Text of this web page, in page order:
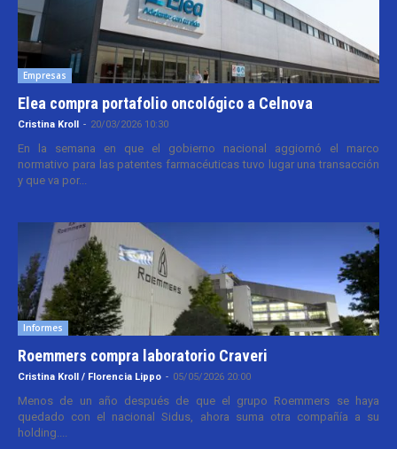
Empresas
Elea compra portafolio oncológico a Celnova
Cristina Kroll - 20/03/2026 10:30
En la semana en que el gobierno nacional aggiornó el marco
normativo para las patentes farmacéuticas tuvo lugar una transacción
y que va por...
Informes
Roemmers compra laboratorio Craveri
Cristina Kroll / Florencia Lippo - 05/05/2026 20:00
Menos de un año después de que el grupo Roemmers se haya
quedado con el nacional Sidus, ahora suma otra compañía a su
holding....